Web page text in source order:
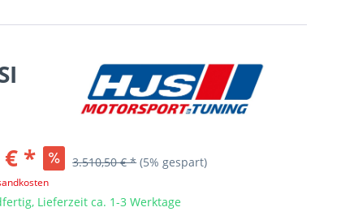
€ * 3.510,50 € * (5% gespart)
Lieferzeit ca. 1-3 Werktage